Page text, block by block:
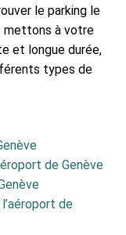
le parking le
mettons à votre
et longue durée,
types de
de Genève
de